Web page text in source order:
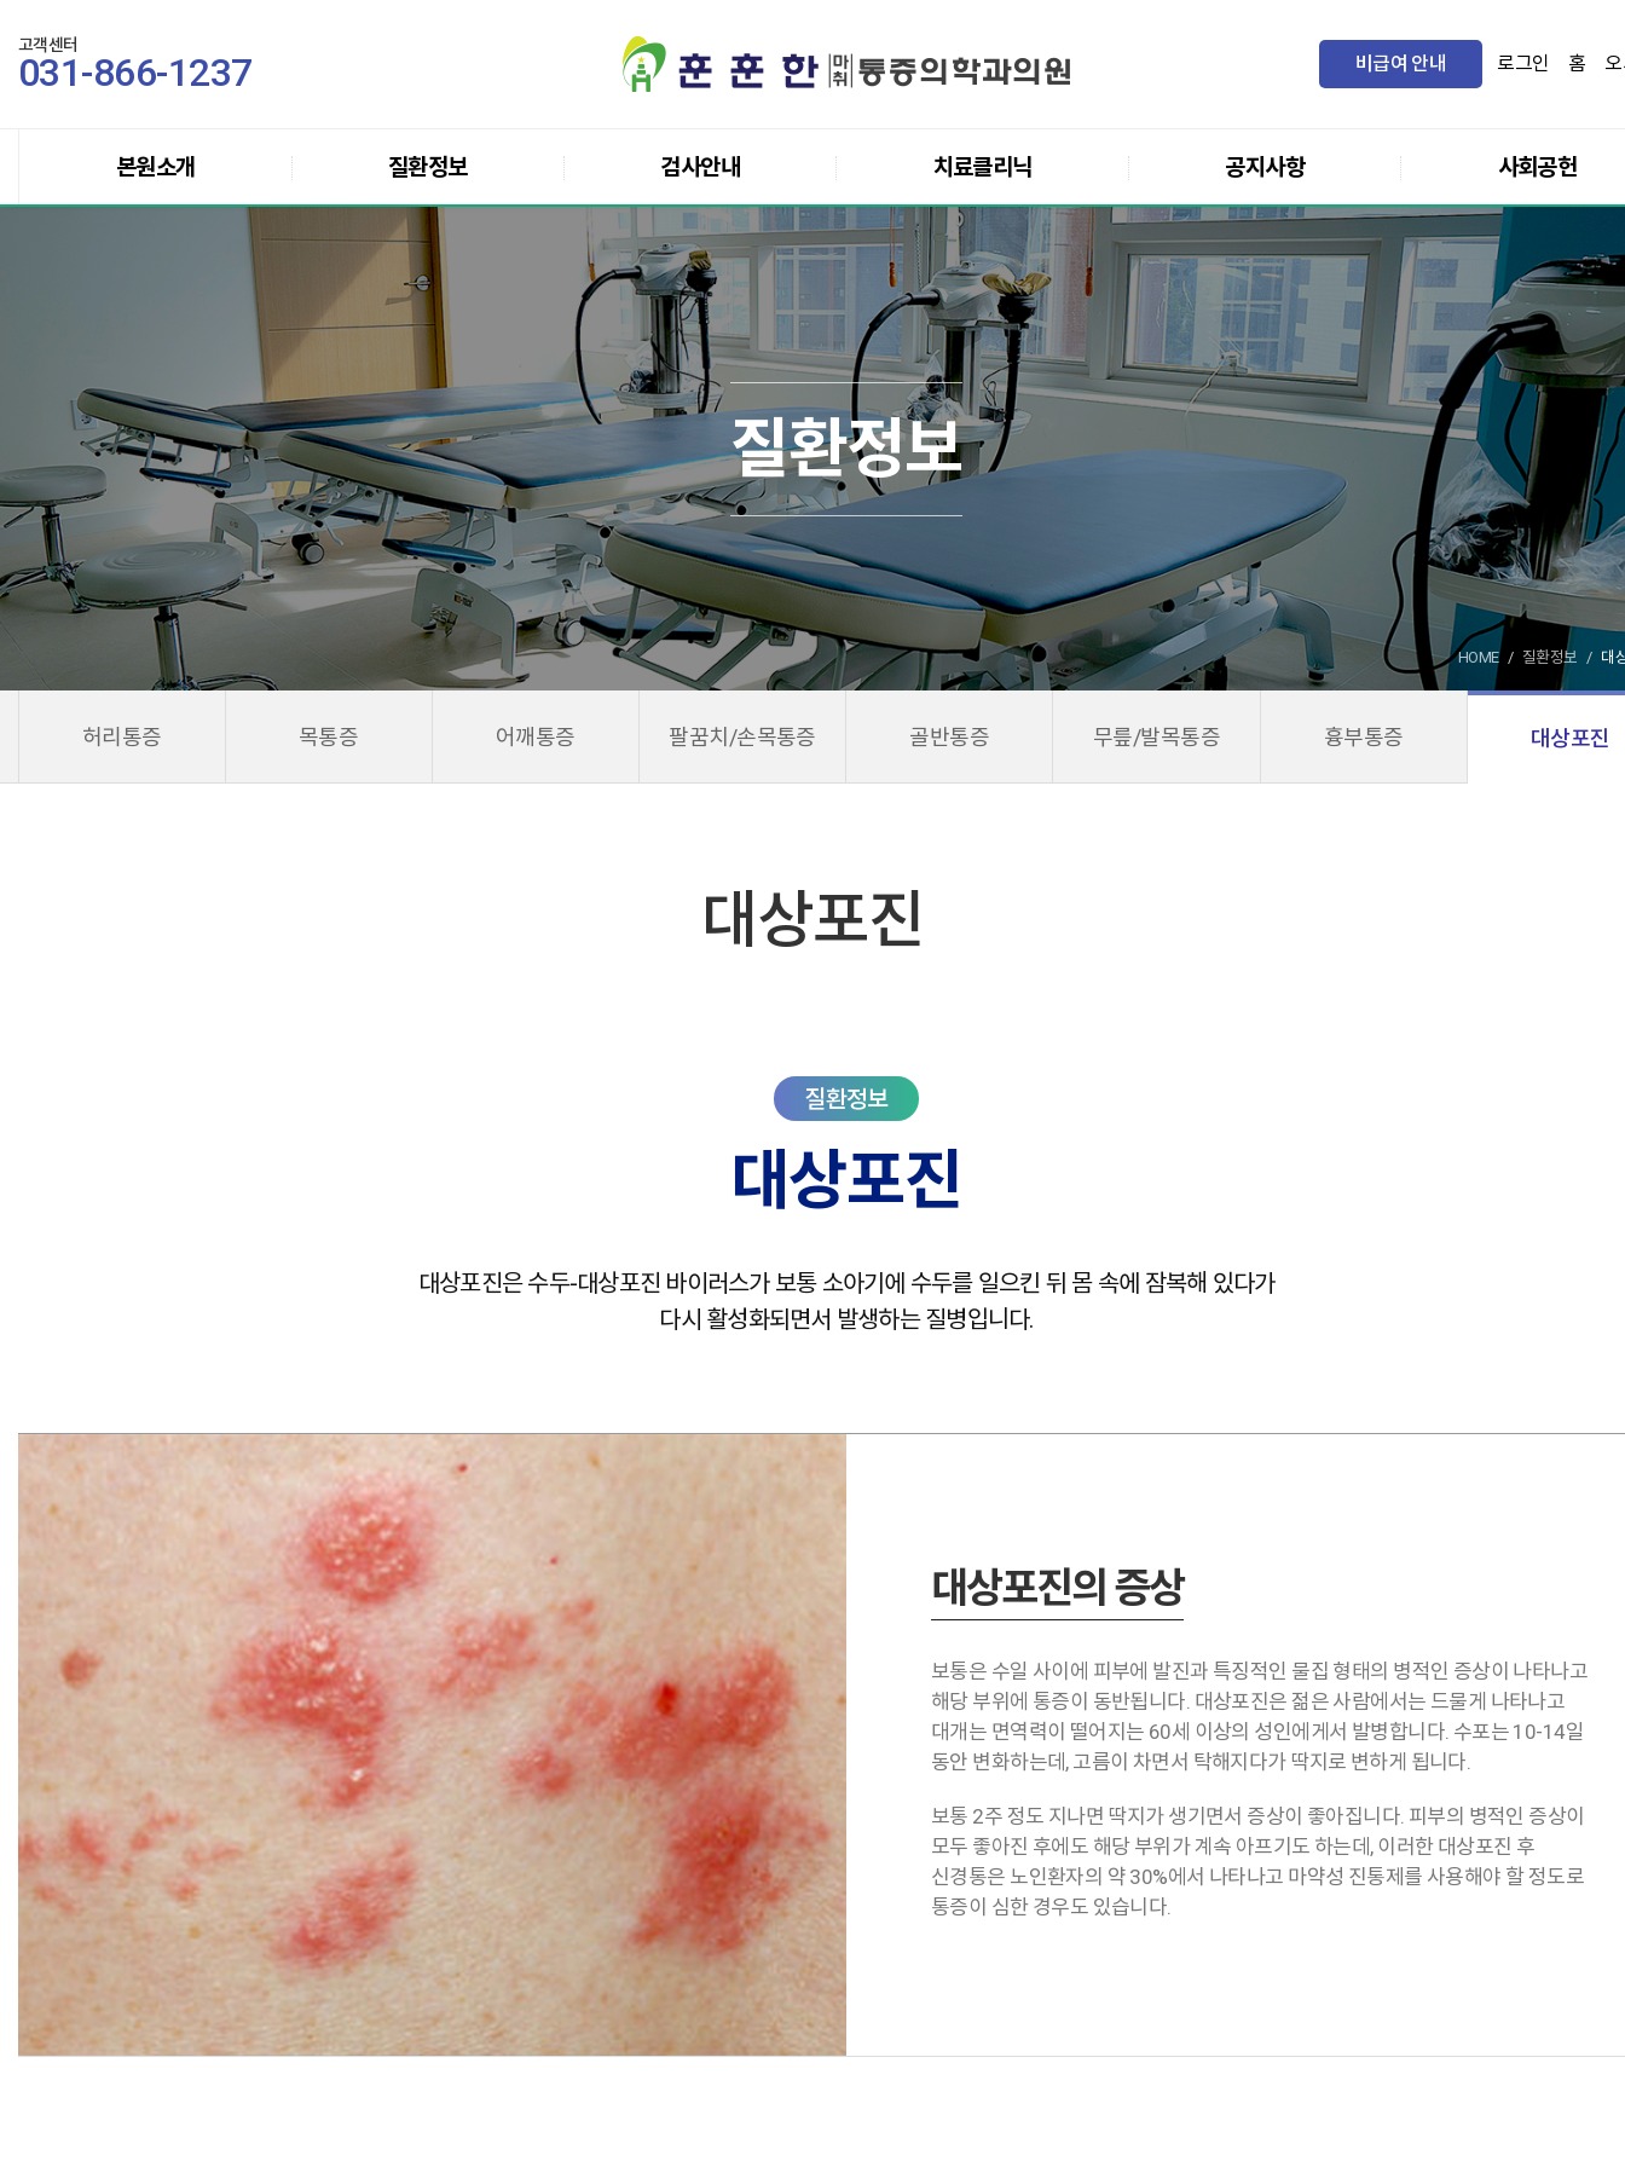
고객센터
031-866-1237 로그인 홈
비급여 안내
본원소개 질환정보 검사안내 치료클리닉 공지사항 사회공헌
질환정보
HOME 질환정보 대
허리통증 목통증 어깨통증 팔꿈치/손목통증 골반통증 무릎/발목통증 흉부통증 대상포진
대상포진
대상포진
대상포진은 수두-대상포진 바이러스가 보통 소아기에 수두를 일으킨 뒤 몸 속에 잠복해 있다가
다시 활성화되면서 발생하는 질병입니다.
대상포진의 증상
보통은 수일 사이에 피부에 발진과 특징적인 물집 형태의 병적인 증상이 나타나고
해당 부위에 통증이 동반됩니다. 대상포진은 젊은 사람에서는 드물게 나타나고
대개는 면역력이 떨어지는 60세 이상의 성인에게서 발병합니다. 수포는 10-14일
동안 변화하는데, 고름이 차면서 탁해지다가 딱지로 변하게 됩니다.
보통 2주 정도 지나면 딱지가 생기면서 증상이 좋아집니다. 피부의 병적인 증상이
모두 좋아진 후에도 해당 부위가 계속 아프기도 하는데, 이러한 대상포진 후
신경통은 노인환자의 약 30%에서 나타나고 마약성 진통제를 사용해야 할 정도로
통증이 심한 경우도 있습니다.